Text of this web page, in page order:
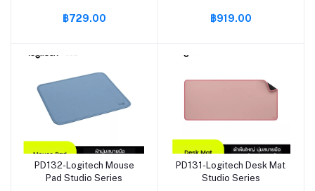
เมาส์ไร้สาย เชื่อมต่อ USB
฿729.00
คีย์บอร์ด ไร้เสียงไร้สาย
฿919.00
หยิบใส่ตะกร้า
PD132-Logitech Mouse
Pad Studio Series
หยิบใส่ตะกร้า
PD131-Logitech Desk Mat
Studio Series